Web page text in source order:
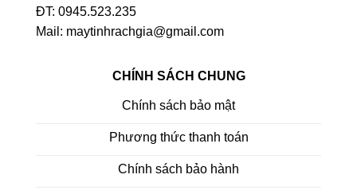
ĐT: 0945.523.235
Mail: maytinhrachgia@gmail.com
CHÍNH SÁCH CHUNG
Chính sách bảo mật
Phương thức thanh toán
Chính sách bảo hành